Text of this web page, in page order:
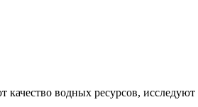
водных ресурсов,